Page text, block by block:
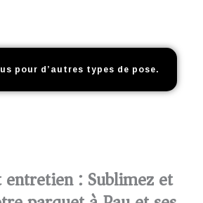
pour d’autres types de pose.
: Sublimez et